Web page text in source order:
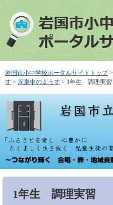
で
す
ば
し
本
岩国市小中学校ポータルサイトトップ >
す > 周東中のようす > 1年生 調理実習
1年生 調理実習